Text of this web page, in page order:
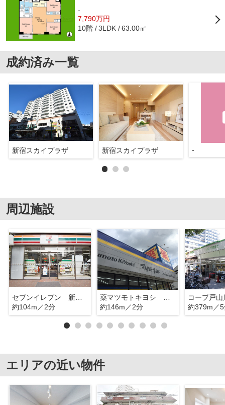
-
7,790万円
10階 3LDK 63.00㎡
成約済み一覧
新宿スカイプラザ 新宿スカイプラザ -
周辺施設
セブンイレブン 新宿大久保通り
約104m／2分
約146m／2分
コープ戸山
約379m／
エリアの近い物件